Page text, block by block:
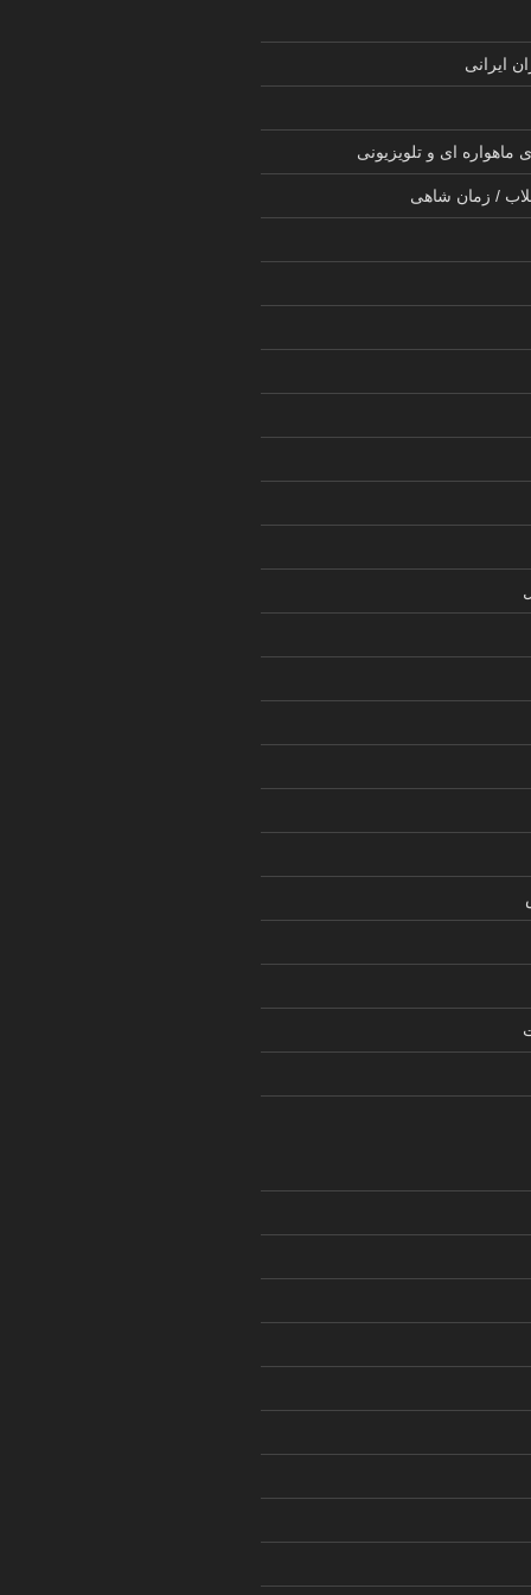
ایرانی
ماهواره ای و تلویزیونی
/ زمان شاهی